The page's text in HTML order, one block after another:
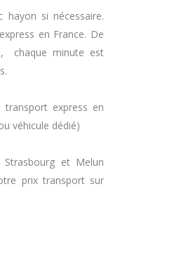
si nécessaire.
en France. De
chaque minute est
express en
véhicule dédié)
et Melun
prix transport sur